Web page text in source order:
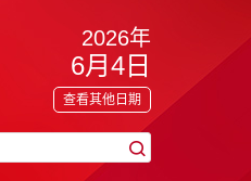
2026年
6月4日
查看其他日期